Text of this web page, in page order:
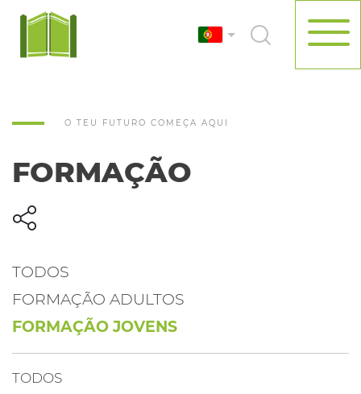
O TEU FUTURO COMEÇA AQUI
FORMAÇÃO
TODOS
FORMAÇÃO JOVENS
FORMAÇÃO ADULTOS
TODOS